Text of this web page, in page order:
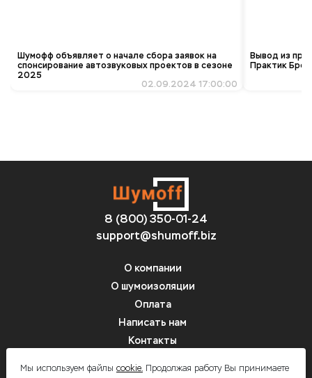
Шумофф объявляет о начале сбора заявок на
спонсирование автозвуковых проектов в сезоне
2025
02.09.2024 17:00:00
Вывод из
Практик
8 (800) 350-01-24
support@shumoff.biz
О компании
О шумоизоляции
Оплата
Написать нам
Контакты
Мы используем файлы cookie.Продолжая работу Вы принимаете